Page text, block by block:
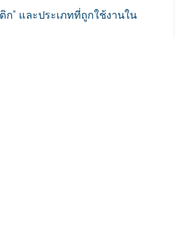
” และประเภทที่ถูกใช้งานใน